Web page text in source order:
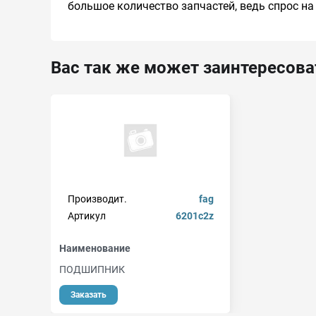
большое количество запчастей, ведь спрос
Вас так же может
Производит.
fag
Артикул
6201c2z
Наименование
ПОДШИПНИК
Заказать